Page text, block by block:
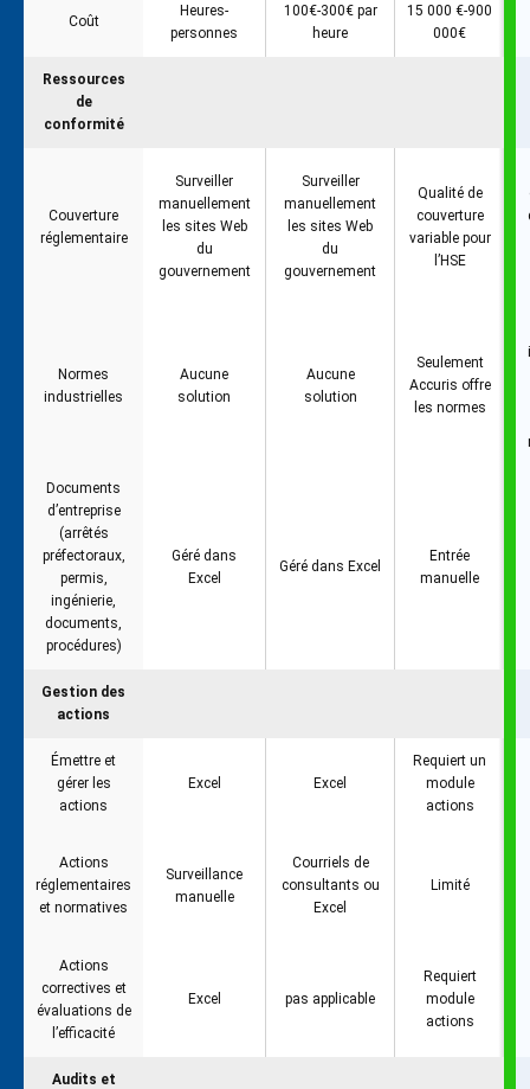
Coût
Heures-
personnes
100€-300€ par
heure
15 000 €-900
000€
Ressources
de
conformité
Couverture
réglementaire
Surveiller
manuellement
les sites Web
du
gouvernement
Surveiller
manuellement
les sites Web
du
gouvernement
Qualité de
couverture
variable pour
l’HSE
Normes
industrielles
Aucune
solution
Aucune
solution
Seulement
Accuris offre
les normes
Documents
d’entreprise
(arrêtés
préfectoraux,
permis,
ingénierie,
documents,
procédures)
Géré dans
Excel
Géré dans Excel
Entrée
manuelle
Gestion des
actions
Émettre et
gérer les
actions
Excel Excel
Requiert un
module
actions
Actions
réglementaires
et normatives
Surveillance
manuelle
Courriels de
consultants ou
Excel
Limité
Actions
correctives et
évaluations de
l’efficacité
Excel pas applicable
Requiert
module
actions
Audits et